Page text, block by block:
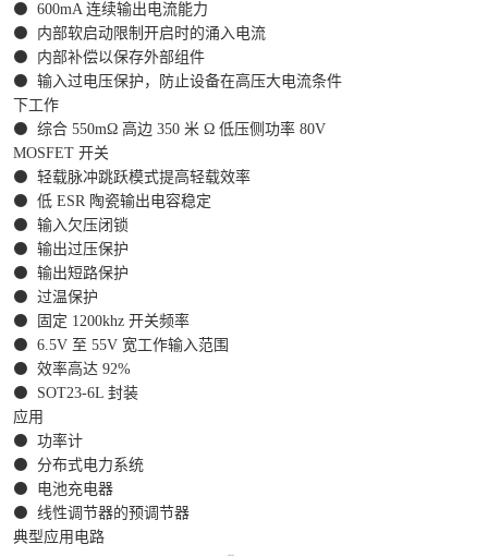
⚫ 600mA 连续输出电流能力
⚫
内部软启动限制开启时的涌入电流
⚫
内部补偿以保存外部组件
⚫ 输入过电压保护，防止设备在高压大电流条件
下工作
⚫ 综合 550mΩ 高边 350 米 Ω 低压侧功率 80V
MOSFET 开关
⚫ 轻载脉冲跳跃模式提高轻载效率
⚫ 低 ESR 陶瓷输出电容稳定
⚫ 输入欠压闭锁
⚫ 输出过压保护
⚫ 输出短路保护
⚫ 过温保护
⚫
固定 1200khz 开关频率
⚫ 6.5V 至 55V 宽工作输入范围
⚫ 效率高达 92%
⚫
SOT23-6L 封装
应用
⚫ 功率计
⚫ 分布式电力系统
⚫
电池充电器
⚫ 线性调节器的预调节器
典型应用电路